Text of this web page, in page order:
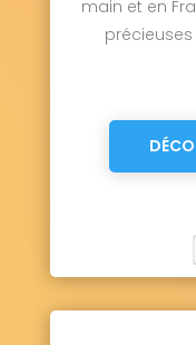
main et en